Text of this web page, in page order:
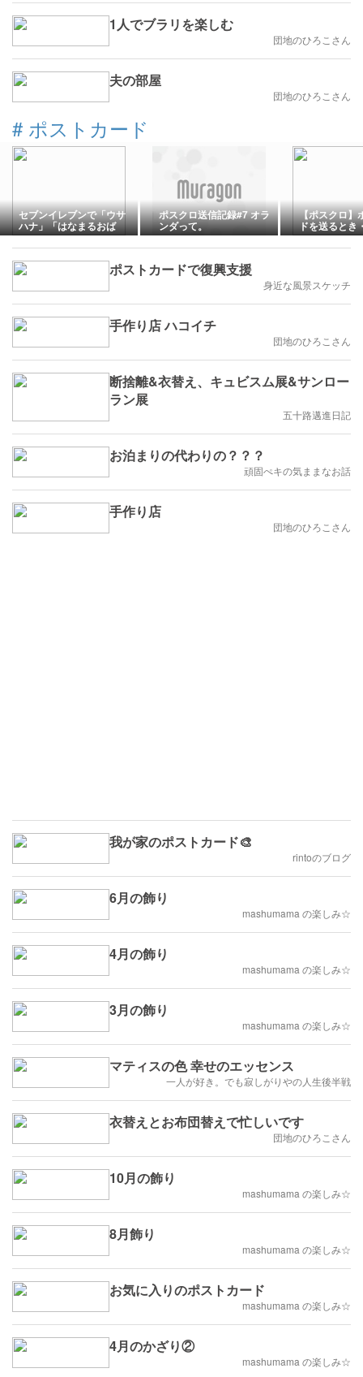
1人でブラリを楽しむ
団地のひろこさん
夫の部屋
団地のひろこさん
# ポストカード
セブンイレブンで「ウサ
ハナ」「はなまるおば
け」新作ポストカードが
2026年8月1日発売。8月
に誕生日を迎える2キャラ
が各3種ずつ登場。好きな
ポスクロ送信記録#7 オラ
ンダって。
【ポスクロ】
ドを送るとき
たときの流れ
す
ポストカードで復興支援
身近な風景スケッチ
手作り店 ハコイチ
団地のひろこさん
断捨離&衣替え、キュビスム展&サンロー
ラン展
五十路邁進日記
お泊まりの代わりの？？？
頑固ぺキの気ままなお話
手作り店
団地のひろこさん
我が家のポストカード🎨
rintoのブログ
6月の飾り
mashumama の楽しみ☆
4月の飾り
mashumama の楽しみ☆
3月の飾り
mashumama の楽しみ☆
マティスの色 幸せのエッセンス
一人が好き。でも寂しがりやの人生後半戦
衣替えとお布団替えで忙しいです
団地のひろこさん
10月の飾り
mashumama の楽しみ☆
8月飾り
mashumama の楽しみ☆
お気に入りのポストカード
mashumama の楽しみ☆
4月のかざり②
mashumama の楽しみ☆